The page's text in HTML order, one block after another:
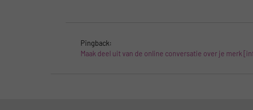
Pingback:
Maak deel uit van de online conversatie over je merk